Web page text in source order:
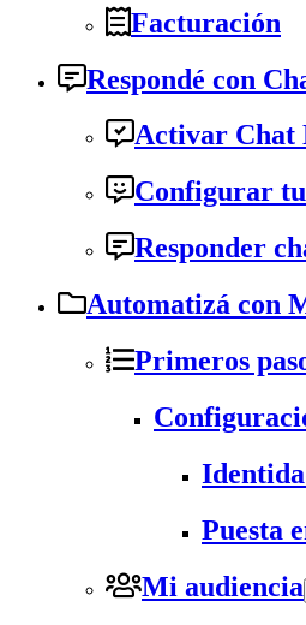
Facturación
Respondé con
Activar Chat
Configurar tu
Responder
Automatizá con
Primeros
Puesta
Mi audiencia